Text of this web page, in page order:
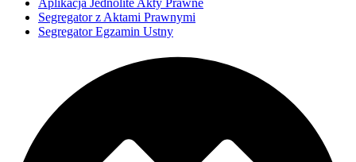
Segregator z Aktami Prawnymi
Segregator Egzamin Ustny